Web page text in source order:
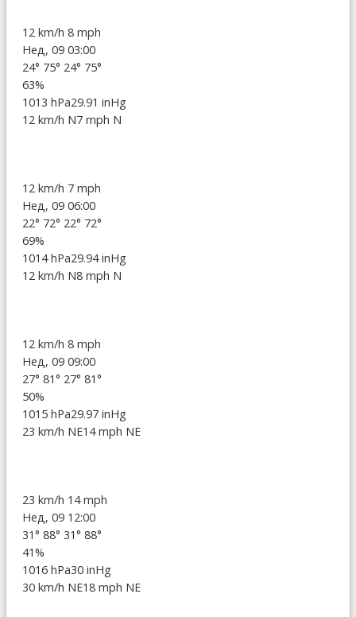
12 km/h 8 mph
Нед, 09 03:00
24° 75° 24° 75°
63%
1013 hPa29.91 inHg
12 km/h N7 mph N
12 km/h 7 mph
Нед, 09 06:00
22° 72° 22° 72°
69%
1014 hPa29.94 inHg
12 km/h N8 mph N
12 km/h 8 mph
Нед, 09 09:00
27° 81° 27° 81°
50%
1015 hPa29.97 inHg
23 km/h NE14 mph NE
23 km/h 14 mph
Нед, 09 12:00
31° 88° 31° 88°
41%
1016 hPa30 inHg
30 km/h NE18 mph NE